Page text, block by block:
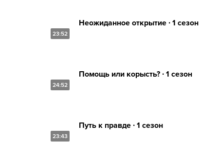
23:52
Неожиданное открытие ∙ 1 сезон
24:52
Помощь или корысть? ∙ 1 сезон
23:43
Путь к правде ∙ 1 сезон